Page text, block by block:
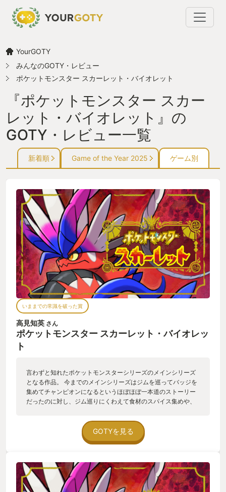
YourGOTY
みんなのGOTY・レビュー
ポケットモンスター スカーレット・バイオレット
『ポケットモンスター スカー
レット・バイオレット』の
GOTY・レビュー一覧
新着順 Game of the Year 2025 ゲーム別
いままでの常識を破った賞
高見知英 さん
ポケットモンスター スカーレット・バイオレッ
ト
言わずと知れたポケットモンスターシリーズのメインシリーズ
となる作品。 今までのメインシリーズはジムを巡ってバッジを
集めてチャンピオンになるというほぼほぼ一本道のストーリー
だったのに対し、ジム巡りにくわえて食材のスパイス集めや、
っつをクリアしたあと、のちへ連なるストーリーなど、今まで
のポケモンシリーズの流れを残しつつもしっかりと新要素を追
加しているところにとても新鮮さを感じました。 ライドポケモ
「冒険をしている感」もとても面白かったです。 一本前に展開
されていた外伝的な作品、ポケモンレジェンズアルセウスに比
べると一部オミットされてしまった機能もあり、ゲーム全体と
GOTYを見る